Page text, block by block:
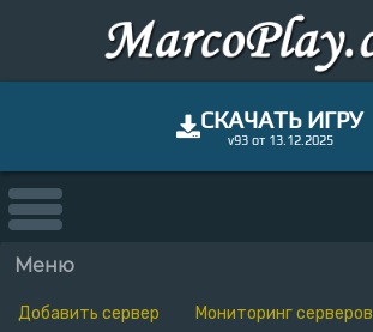
СКАЧАТЬ ИГРУ
v93 от 13.12.2025
Меню
Добавить сервер Мониторинг серверов